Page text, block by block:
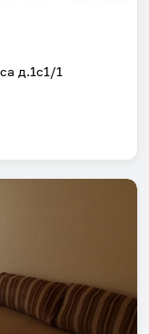
д.1с1/1